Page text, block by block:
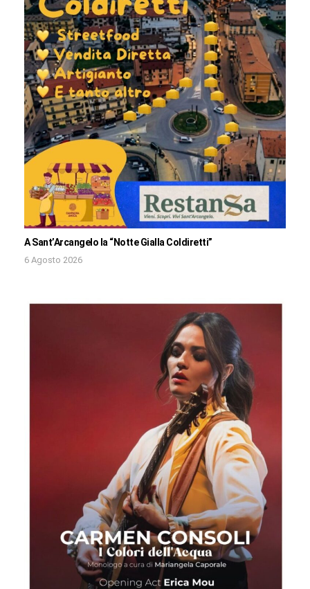
A Sant’Arcangelo la “Notte Gialla Coldiretti”
6 Agosto 2026